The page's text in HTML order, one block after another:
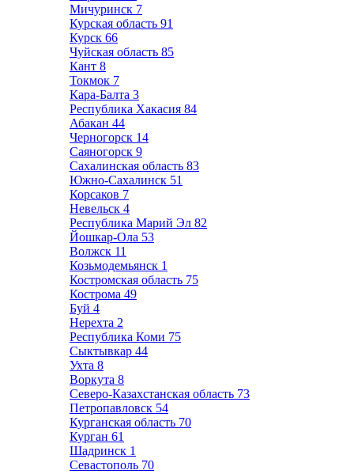
Мичуринск 7
Курская область 91
Курск 66
Чуйская область 85
Кант 8
Токмок 7
Кара-Балта 3
Республика Хакасия 84
Абакан 44
Черногорск 14
Саяногорск 9
Сахалинская область 83
Южно-Сахалинск 51
Корсаков 7
Невельск 4
Республика Марий Эл 82
Йошкар-Ола 53
Волжск 11
Козьмодемьянск 1
Костромская область 75
Кострома 49
Буй 4
Нерехта 2
Республика Коми 75
Сыктывкар 44
Ухта 8
Воркута 8
Северо-Казахстанская область 73
Петропавловск 54
Курганская область 70
Курган 61
Шадринск 1
Севастополь 70